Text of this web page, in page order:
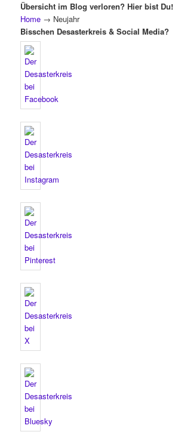
Übersicht im Blog verloren? Hier bist Du!
Home → Neujahr
Bisschen Desasterkreis & Social Media?